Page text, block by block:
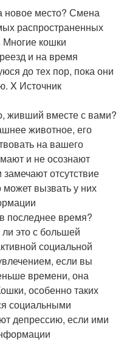
новое место? Смена
распространенных
Многие кошки
и на время
до тех пор, пока они
X Источник
живший вместе с вами?
животное, его
на вашего
и не осознают
отсутствие
вызвать у них
последнее время?
это с большей
социальной
если вы
времени, она
особенно таких
социальными
депрессию, если ими